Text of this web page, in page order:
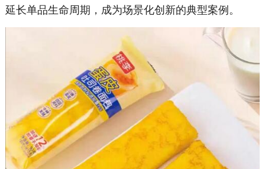
延长单品生命周期，成为场景化创新的典型案例。